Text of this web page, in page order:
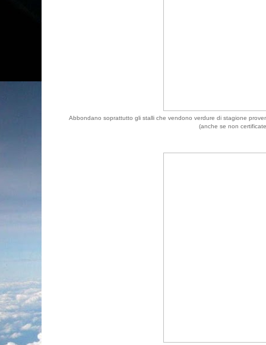
Abbondano soprattutto gli stalli che vendono verdure di stagione
(anche se non